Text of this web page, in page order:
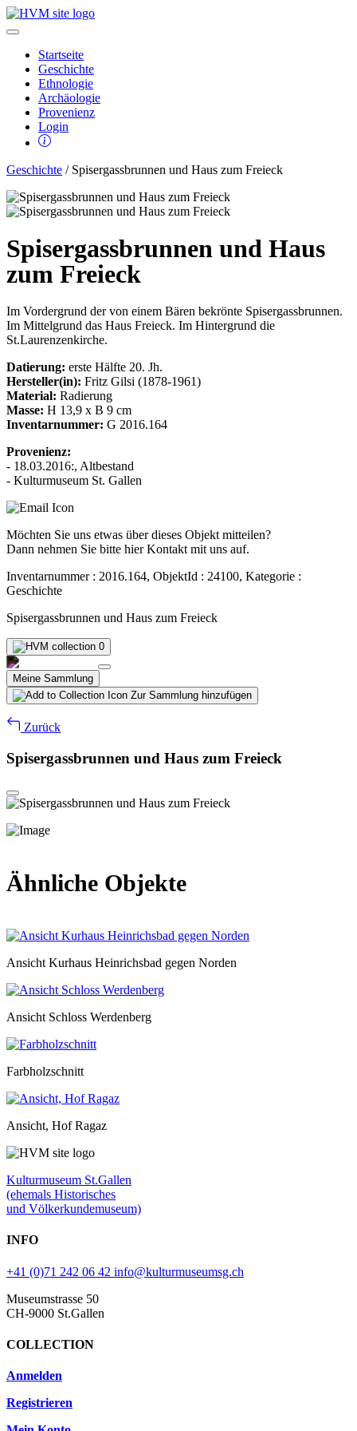
Startseite
Geschichte
Ethnologie
Archäologie
Provenienz
Login
Geschichte / Spisergassbrunnen und Haus zum Freieck
Spisergassbrunnen und Haus
zum Freieck
Im Vordergrund der von einem Bären bekrönte Spisergassbrunnen.
Im Mittelgrund das Haus Freieck. Im Hintergrund die
St.Laurenzenkirche.
Datierung: erste Hälfte 20. Jh.
Hersteller(in): Fritz Gilsi (1878-1961)
Material: Radierung
Masse: H 13,9 x B 9 cm
Inventarnummer: G 2016.164
Provenienz:
- 18.03.2016:, Altbestand
- Kulturmuseum St. Gallen
Möchten Sie uns etwas über dieses Objekt mitteilen?
Dann nehmen Sie bitte hier Kontakt mit uns auf.
Inventarnummer : 2016.164, ObjektId : 24100, Kategorie :
Geschichte
Spisergassbrunnen und Haus zum Freieck
0
Meine Sammlung
Zur Sammlung hinzufügen
Zurück
Spisergassbrunnen und Haus zum Freieck
Ähnliche Objekte
Ansicht Kurhaus Heinrichsbad gegen Norden
Ansicht Schloss Werdenberg
Farbholzschnitt
Ansicht, Hof Ragaz
Kulturmuseum St.Gallen
(ehemals Historisches
und Völkerkundemuseum)
INFO
+41 (0)71 242 06 42 info@kulturmuseumsg.ch
Museumstrasse 50
CH-9000 St.Gallen
COLLECTION
Anmelden
Registrieren